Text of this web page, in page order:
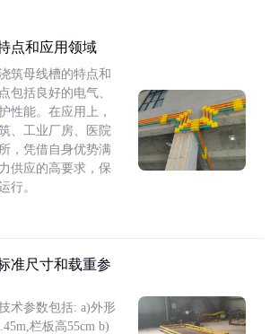
点和应用领域
筑母线槽的特点和
包括良好的电气、
性能。在应用上，
、工业厂房、医院
，凭借自身优势满
供应的高要求，保
行。
准尺寸和载重参
术参数包括: a)外形
栏板高55cm b)